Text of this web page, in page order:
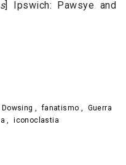
] Ipswich: Pawsye and
Dowsing, fanatismo ,
Guerra
, iconoclastia